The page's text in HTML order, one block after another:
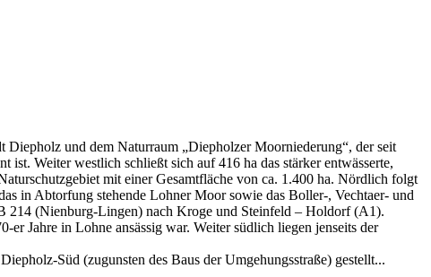
und dem Naturraum „Diepholzer Moorniederung“, der seit
Weiter westlich schließt sich auf 416 ha das stärker entwässerte,
mit einer Gesamtfläche von ca. 1.400 ha. Nördlich folgt
in Abtorfung stehende Lohner Moor sowie das Boller-, Vechtaer- und
214 (Nienburg-Lingen) nach Kroge und Steinfeld – Holdorf (A1).
Jahre in Lohne ansässig war. Weiter südlich liegen jenseits der
Süd (zugunsten des Baus der Umgehungsstraße) gestellt...